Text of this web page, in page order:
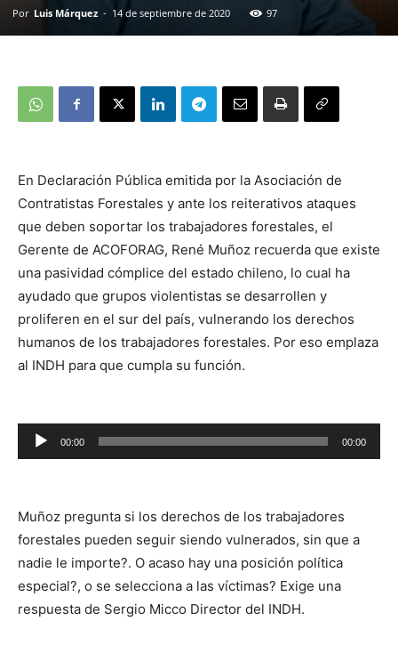
Por Luis Márquez - 14 de septiembre de 2020 97
En Declaración Pública emitida por la Asociación de
Contratistas Forestales y ante los reiterativos ataques
que deben soportar los trabajadores forestales, el
Gerente de ACOFORAG, René Muñoz recuerda que existe
una pasividad cómplice del estado chileno, lo cual ha
ayudado que grupos violentistas se desarrollen y
proliferen en el sur del país, vulnerando los derechos
humanos de los trabajadores forestales. Por eso emplaza
al INDH para que cumpla su función.
Reproductor
00:00 00:00
Muñoz pregunta si los derechos de los trabajadores
forestales pueden seguir siendo vulnerados, sin que a
nadie le importe?. O acaso hay una posición política
especial?, o se selecciona a las víctimas? Exige una
respuesta de Sergio Micco Director del INDH.